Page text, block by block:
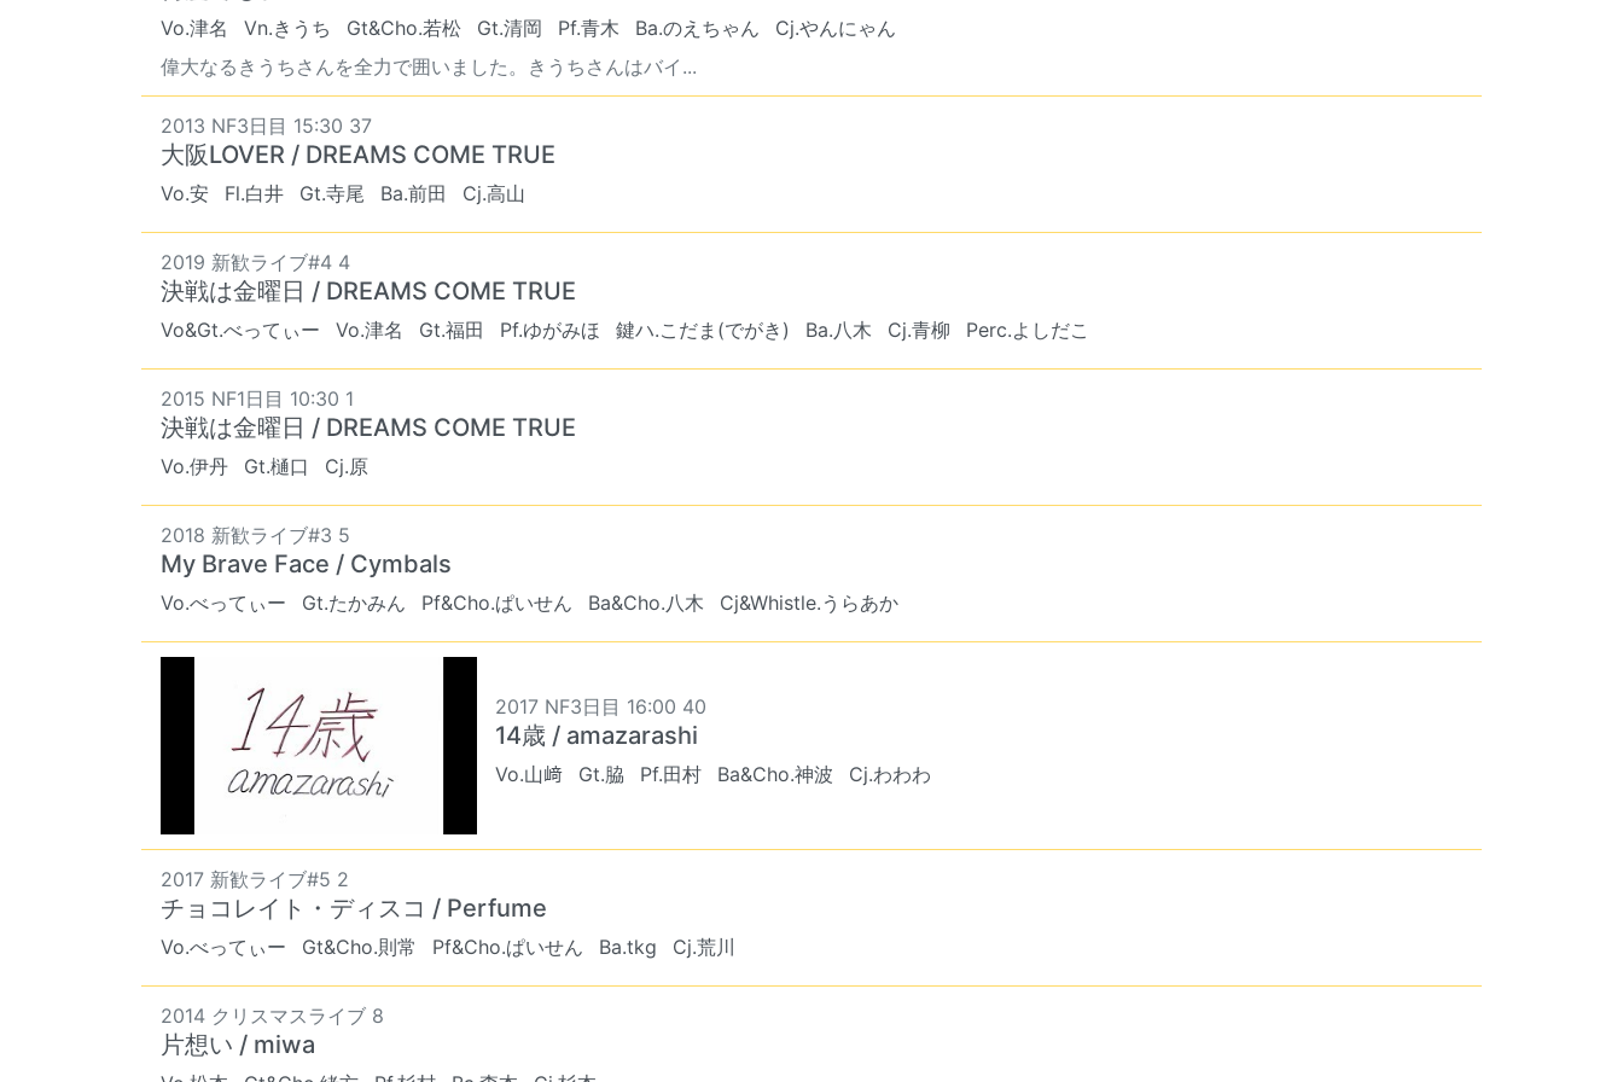
Vo.津名 Vn.きうち Gt&Cho.若松 Gt.清岡 Pf.青木 Ba.のえちゃん
Cj.やんにゃん
偉大なるきうちさんを全力で囲いました。きうちさんはバイ...
2013 NF3日目 15:30 37
大阪LOVER / DREAMS COME TRUE
Vo.安 Fl.白井 Gt.寺尾 Ba.前田 Cj.高山
2019 新歓ライブ#4 4
決戦は金曜日 / DREAMS COME TRUE
Vo&Gt.べってぃー Vo.津名 Gt.福田 Pf.ゆがみほ 鍵ハ.こだま(でがき) Ba.八木 Cj.青柳 Perc.よしだこ
2015 NF1日目 10:30 1
決戦は金曜日 / DREAMS COME TRUE
Vo.伊丹 Gt.樋口 Cj.原
2018 新歓ライブ#3 5
My Brave Face / Cymbals
Vo.べってぃー Gt.たかみん Pf&Cho.ぱいせん Ba&Cho.八木 Cj&Whistle.うらあか
2017 NF3日目 16:00 40
14歳 / amazarashi
Vo.山﨑 Gt.脇 Pf.田村 Ba&Cho.神波 Cj.わわわ
2017 新歓ライブ#5 2
チョコレイト・ディスコ / Perfume
Vo.べってぃー Gt&Cho.則常 Pf&Cho.ぱいせん Ba.tkg Cj.荒川
2014 クリスマスライブ 8
片想い / miwa